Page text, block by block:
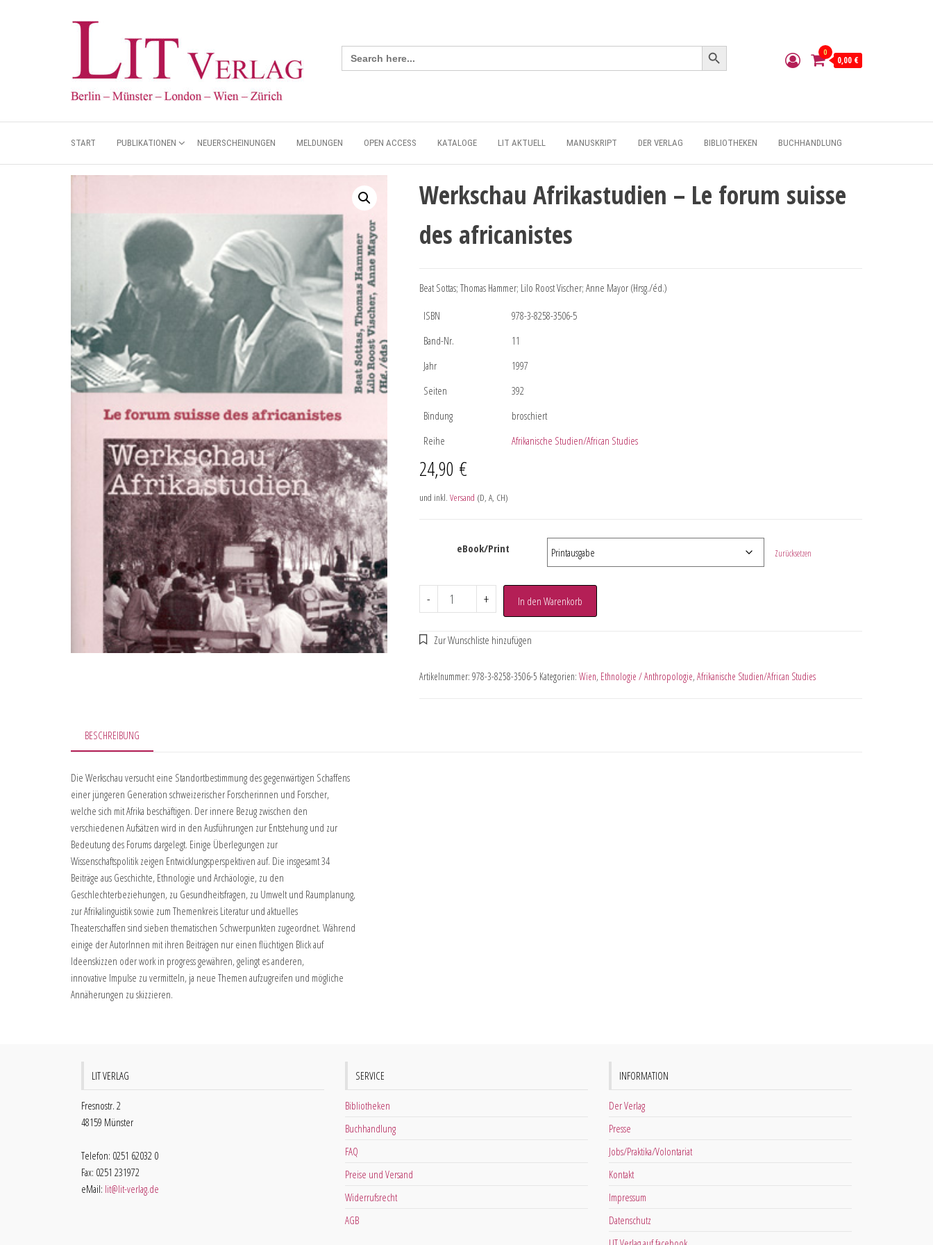
Search
for:
Search Button
0
0,00 €
START PUBLIKATIONEN NEUERSCHEINUNGEN MELDUNGEN OPEN ACCESS KATALOGE LIT AKTUELL MANUSKRIPT DER VERLAG BIBLIOTHEKEN BUCHHANDLUNG
Werkschau Afrikastudien – Le forum suisse
des africanistes
Beat Sottas; Thomas Hammer; Lilo Roost Vischer; Anne Mayor (Hrsg./éd.)
ISBN
978-3-8258-3506-5
Band-Nr.
11
Jahr
1997
Seiten
392
Bindung
broschiert
Reihe
Afrikanische Studien/African Studies
24,90 €
und inkl. Versand (D, A, CH)
eBook/Print Zurücksetzen
- + In den Warenkorb
Artikelnummer: 978-3-8258-3506-5 Kategorien: Wien, Ethnologie / Anthropologie, Afrikanische Studien/African Studies
BESCHREIBUNG
Die Werkschau versucht eine Standortbestimmung des gegenwärtigen Schaffens
einer jüngeren Generation schweizerischer Forscherinnen und Forscher,
welche sich mit Afrika beschäftigen. Der innere Bezug zwischen den
verschiedenen Aufsätzen wird in den Ausführungen zur Entstehung und zur
Bedeutung des Forums dargelegt. Einige Überlegungen zur
Wissenschaftspolitik zeigen Entwicklungsperspektiven auf. Die insgesamt 34
Beiträge aus Geschichte, Ethnologie und Archäologie, zu den
Geschlechterbeziehungen, zu Gesundheitsfragen, zu Umwelt und Raumplanung,
zur Afrikalinguistik sowie zum Themenkreis Literatur und aktuelles
Theaterschaffen sind sieben thematischen Schwerpunkten zugeordnet. Während
einige der AutorInnen mit ihren Beiträgen nur einen flüchtigen Blick auf
Ideenskizzen oder work in progress gewähren, gelingt es anderen,
innovative Impulse zu vermitteln, ja neue Themen aufzugreifen und mögliche
Annäherungen zu skizzieren.
LIT VERLAG
Fresnostr. 2
48159 Münster
Telefon: 0251 62032 0
Fax: 0251 231972
eMail: lit@lit-verlag.de
SERVICE
Bibliotheken
Buchhandlung
FAQ
Preise und Versand
Widerrufsrecht
AGB
INFORMATION
Der Verlag
Presse
Jobs/Praktika/Volontariat
Kontakt
Impressum
Datenschutz